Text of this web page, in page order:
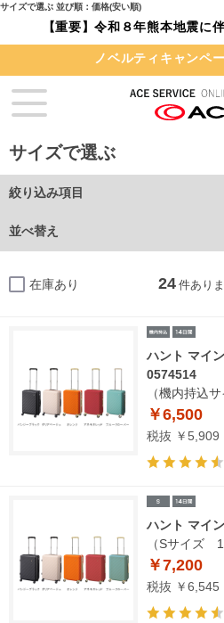
サイズで選ぶ 並び順：価格(安い順)
【重要】令和８年熊本地震に
ノベルティキャンペ
サイズで選ぶ
絞り込み項目
並べ替え
24 件あり
在庫あり
ハント マイ
0574514
（機内持込
￥6,500
税抜 ￥5,909
ハント マイ
（Sサイズ
￥7,200
税抜 ￥6,545